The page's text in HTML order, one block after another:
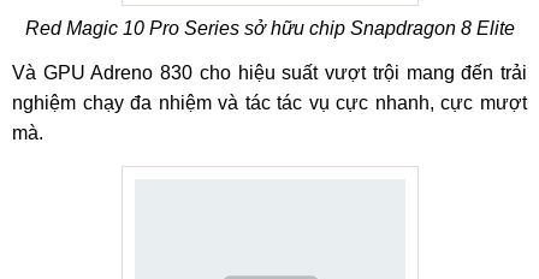
Red Magic 10 Pro Series sở hữu chip Snapdragon 8 Elite
Và GPU Adreno 830 cho hiệu suất vượt trội mang đến trải
nghiệm chạy đa nhiệm và tác tác vụ cực nhanh, cực mượt
mà.